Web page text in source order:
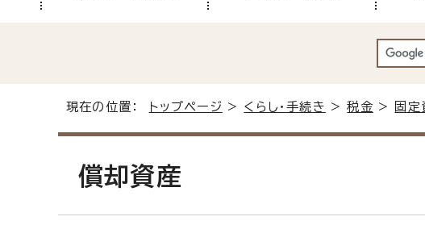
現在の位置： トップページ > くらし・手続き >税金 > 固定
償却資産